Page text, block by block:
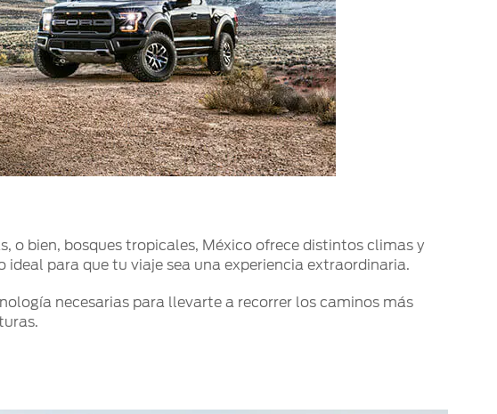
o bien, bosques tropicales, México ofrece distintos climas y
para que tu viaje sea una experiencia extraordinaria.
necesarias para llevarte a recorrer los caminos más